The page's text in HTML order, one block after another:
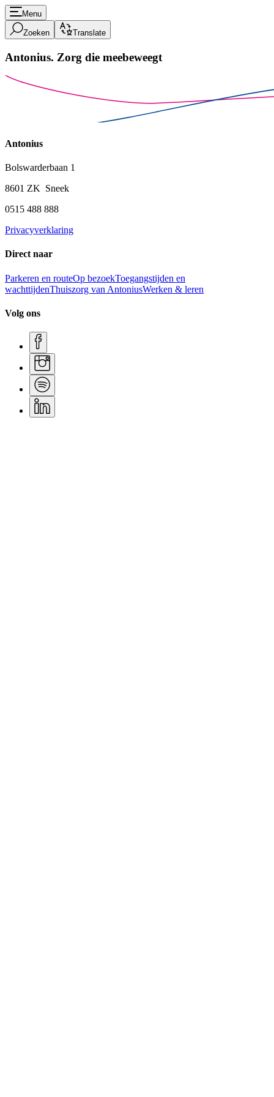
Menu
Zoeken Translate
Antonius. Zorg die meebeweegt
Antonius
Bolswarderbaan 1
8601 ZK Sneek
0515 488 888
Privacyverklaring
Direct naar
Parkeren en routeOp bezoekToegangstijden en
wachttijdenThuiszorg van AntoniusWerken & leren
Volg ons